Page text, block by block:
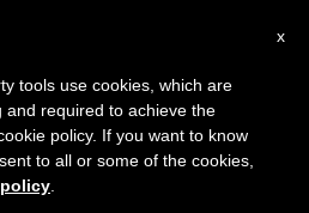
2016
x
tools use cookies, which are
and required to achieve the
policy. If you want to know
to all or some of the cookies,